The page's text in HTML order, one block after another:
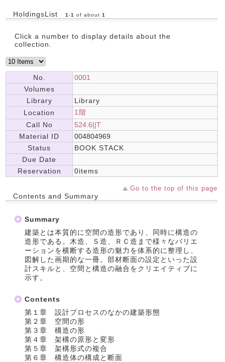
HoldingsList 1 -1 of about 1
Click a number to display details about the
collection.
No.
0001
Volumes
Library
Library
Location
1階
Call No
524.6||T
Material ID
004804969
Status
BOOK STACK
Due Date
Reservation
0items
Go to the top of this page
Contents and Summary
Summary
建築とは本質的に空間の造形であり、同時に構造の
造形である。木造、Ｓ造、ＲＣ造まで様々なバリエ
ーションを横断する造形の魅力を体系的に整理し、
図解した画期的な一冊。部材断面の設定といった設
計スキルと、空間と構造の融合をクリエイティブに
示す。
Contents
第１章 設計プロセスのなかの建築形態
第２章 空間の形
第３章 構造の形
第４章 架構の原形と変形
第５章 架構形式の複合
第６章 構造体の構成と断面